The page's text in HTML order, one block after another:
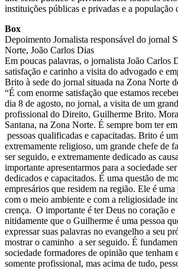
instituições públicas e privadas e a população
Box
Depoimento Jornalista responsável do jornal
Norte, João Carlos Dias
Em poucas palavras, o jornalista João Carlos
satisfação e carinho a visita do advogado e
Brito à sede do jornal situada na Zona Norte
“É com enorme satisfação que estamos
dia 8 de agosto, no jornal, a visita de um
profissional do Direito, Guilherme Brito.
Santana, na Zona Norte. É sempre bom ter
pessoas qualificadas e capacitadas. Brito é
extremamente religioso, um grande chefe de
ser seguido, e extremamente dedicado as
importante apresentarmos para a sociedade
dedicados e capacitados. É uma questão de
empresários que residem na região. Ele é uma
com o meio ambiente e com a religiosidade
crença. O importante é ter Deus no coração e
nitidamente que o Guilherme é uma pessoa
expressar suas palavras no evangelho a seu
mostrar o caminho a ser seguido. É
sociedade formadores de opinião que tenham
somente profissional, mas acima de tudo,